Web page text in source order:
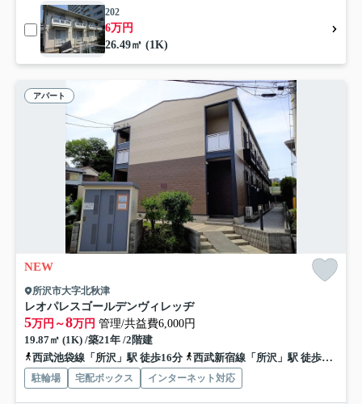
202
6万円
26.49㎡ (1K)
アパート
NEW
所沢市大字北秋津
レオパレスゴールデンヴィレッヂ
5万円～8万円 管理/共益費6,000円
19.87㎡ (1K) /築21年 /2階建
西武池袋線「所沢」駅 徒歩16分
西武新宿線「所沢」駅 徒歩16分
駐輪場 宅配ボックス インターネット対応